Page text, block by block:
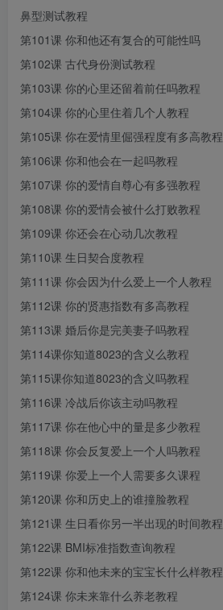
鼻型测试教程
第101课 你和他还有复合的可能性吗
第102课 古代身份测试教程
第103课 你的心里还留着前任吗教程
第104课 你的心里住着几个人教程
第105课 你在爱情里倔强程度有多高教程
第106课 你和他会在一起吗教程
第107课 你的爱情自尊心有多强教程
第108课 你的爱情会被什么打败教程
第109课 你还会在心动几次教程
第110课 生日契合度教程
第111课 你会因为什么爱上一个人教程
第112课 你的贤惠指数有多高教程
第113课 婚后你是完美妻子吗教程
第114课你知道8023的含义么教程
第115课你知道8023的含义吗教程
第116课 冷战后你该主动吗教程
第117课 你在他心中的量是多少教程
第118课 你会反复爱上一个人吗教程
第119课 你爱上一个人需要多久课程
第120课 你和历史上的谁撞脸教程
第121课 生日看你另一半出现的时间教程
第122课 BMI标准指数查询教程
第122课 你和他未来的宝宝长什么样教程
第124课 你未来靠什么养老教程